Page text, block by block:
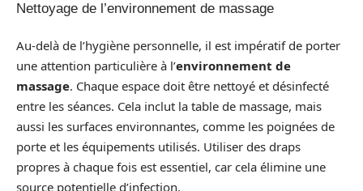
Nettoyage de l’environnement de massage
Au-delà de l’hygiène personnelle, il est impératif de porter
une attention particulière à l’environnement de
massage. Chaque espace doit être nettoyé et désinfecté
entre les séances. Cela inclut la table de massage, mais
aussi les surfaces environnantes, comme les poignées de
porte et les équipements utilisés. Utiliser des draps
propres à chaque fois est essentiel, car cela élimine une
source potentielle d’infection.